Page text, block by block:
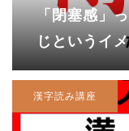
「閉塞感」
じというイ
漢字読み講座